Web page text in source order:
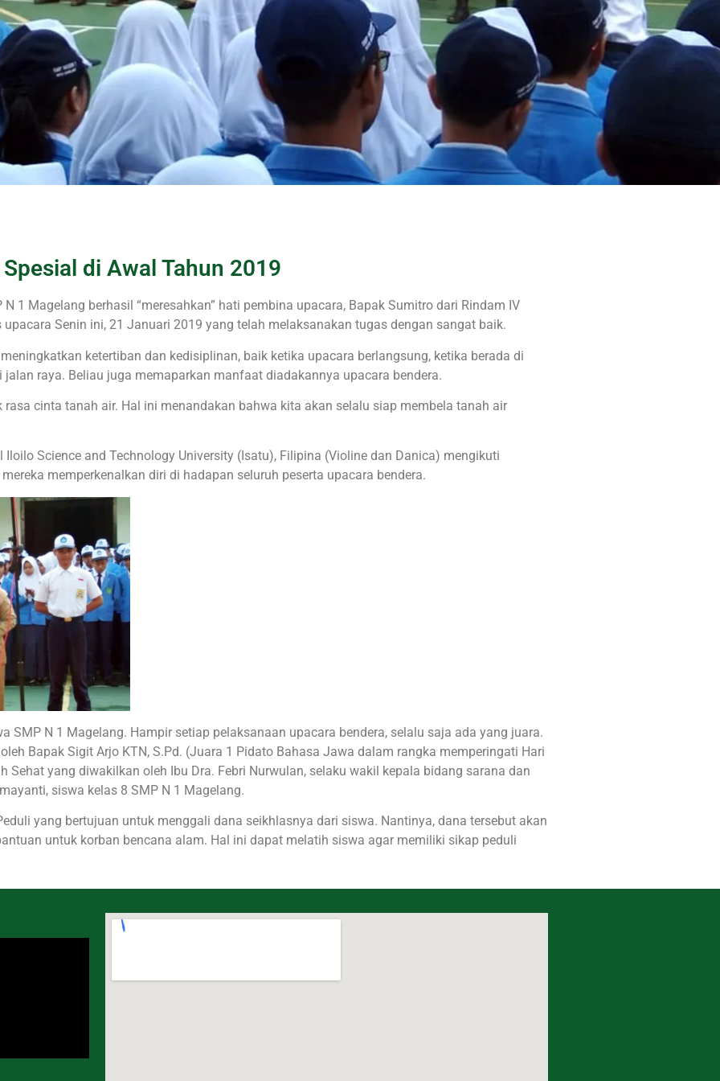
di Awal Tahun 2019
1 Magelang berhasil “meresahkan” hati pembina upacara, Bapak Sumitro dari Rindam IV
Senin ini, 21 Januari 2019 yang telah melaksanakan tugas dengan sangat baik.
ketertiban dan kedisiplinan, baik ketika upacara berlangsung, ketika berada di
raya. Beliau juga memaparkan manfaat diadakannya upacara bendera.
cinta tanah air. Hal ini menandakan bahwa kita akan selalu siap membela tanah air
Science and Technology University (Isatu), Filipina (Violine dan Danica) mengikuti
memperkenalkan diri di hadapan seluruh peserta upacara bendera.
SMP N 1 Magelang. Hampir setiap pelaksanaan upacara bendera, selalu saja ada yang juara.
Bapak Sigit Arjo KTN, S.Pd. (Juara 1 Pidato Bahasa Jawa dalam rangka memperingati Hari
yang diwakilkan oleh Ibu Dra. Febri Nurwulan, selaku wakil kepala bidang sarana dan
siswa kelas 8 SMP N 1 Magelang.
yang bertujuan untuk menggali dana seikhlasnya dari siswa. Nantinya, dana tersebut akan
untuk korban bencana alam. Hal ini dapat melatih siswa agar memiliki sikap peduli